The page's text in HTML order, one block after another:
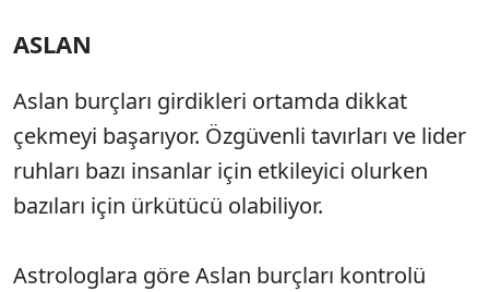
ASLAN
Aslan burçları girdikleri ortamda dikkat
çekmeyi başarıyor. Özgüvenli tavırları ve lider
ruhları bazı insanlar için etkileyici olurken
bazıları için ürkütücü olabiliyor.
Astrologlara göre Aslan burçları kontrolü